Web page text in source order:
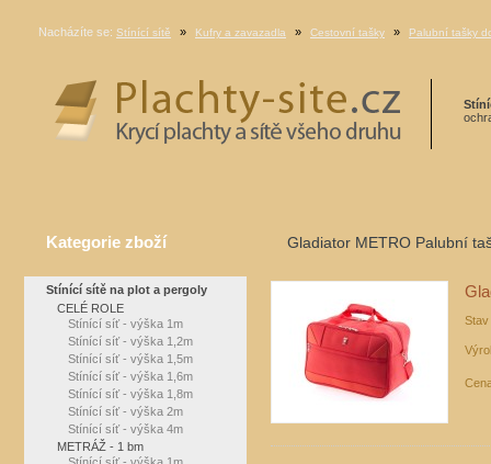
Nacházíte se: Stínící sítě » Kufry a zavazadla » Cestovní tašky » Palubní tašky
Gladiator METRO Palubní
Stav
Kategorie zboží
Stínící sítě na plot a pergoly
CELÉ ROLE
Stínící síť - výška 1m
Stínící síť - výška 1,2m
Stínící síť - výška 1,5m
Stínící síť - výška 1,6m
Stínící síť - výška 1,8m
Stínící síť - výška 2m
Stínící síť - výška 4m
METRÁŽ - 1 bm